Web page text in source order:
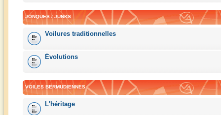
JONQUES / JUNKS
Voilures traditionnelles
Évolutions
VOILES BERMUDIENNES
L'héritage